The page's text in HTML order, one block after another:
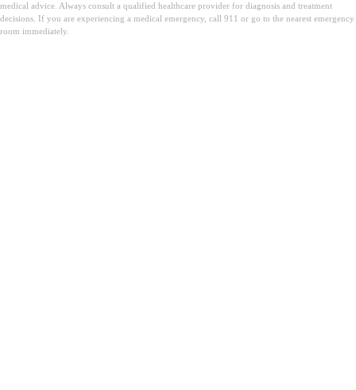
medical advice. Always consult a qualified healthcare provider for diagnosis and treatment
decisions. If you are experiencing a medical emergency, call 911 or go to the nearest emergency
room immediately.